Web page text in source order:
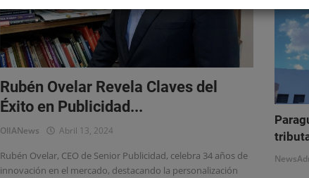
Rubén Ovelar Revela Claves del
Éxito en Publicidad...
OlIANews Abril 13, 2024
Rubén Ovelar, CEO de Senior Publicidad, celebra 34 años de
innovación en el mercado, destacando la personalización